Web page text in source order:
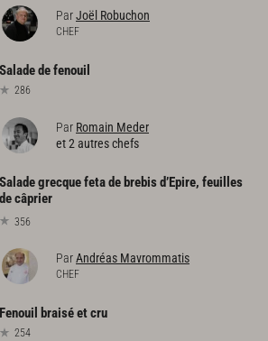
ParJoël Robuchon
CHEF
Saladedefenouil
286
Par Romain Meder
et 2 autres chefs
Salade grecque feta de brebis d’Epire, feuilles
de câprier
356
ParAndréas Mavrommatis
CHEF
Fenouil braiséetcru
254